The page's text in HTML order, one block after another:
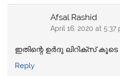
Afsal Rashid
April 16, 2020 at 5:37
ഇതിന്റെ ഉർദു ലിറിക്‌സ് കൂടെ
Reply